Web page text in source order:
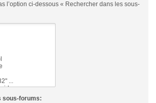
l’option ci-dessous « Rechercher dans les sous-
sous-forums: